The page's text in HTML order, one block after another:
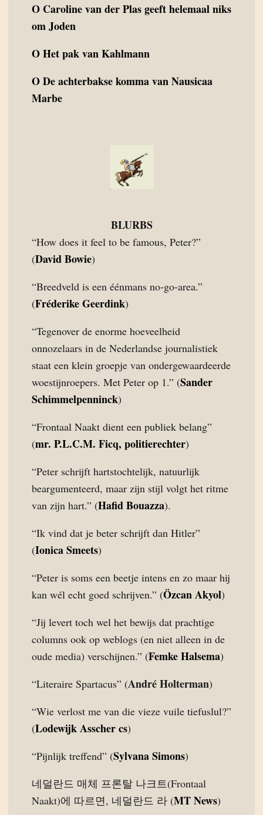
O Caroline van der Plas geeft helemaal niks
om Joden
OHet pak van Kahlmann
ODe achterbakse komma van Nausicaa
Marbe
BLURBS
“How does it feel to be famous, Peter?”
(David Bowie)
“Breedveld is een éénmans no-go-area.”
(Fréderike Geerdink)
“Tegenover de enorme hoeveelheid
onnozelaars in de Nederlandse journalistiek
staat een klein groepje van ondergewaardeerde
woestijnroepers. Met Peter op 1.” (Sander
Schimmelpenninck)
“Frontaal Naakt dient een publiek belang”
(mr. P.L.C.M. Ficq, politierechter)
“Peter schrijft hartstochtelijk, natuurlijk
beargumenteerd, maar zijn stijl volgt het ritme
van zijn hart.” (Hafid Bouazza).
“Ik vind dat je beter schrijft dan Hitler”
(Ionica Smeets)
“Peter is soms een beetje intens en zo maar hij
kan wél echt goed schrijven.” (Özcan Akyol)
“Jij levert toch wel het bewijs dat prachtige
columns ook op weblogs (en niet alleen in de
oude media) verschijnen.” (Femke Halsema)
“Literaire Spartacus” (André Holterman)
“Wie verlost me van die vieze vuile tiefuslul?”
(Lodewijk Asscher cs)
“Pijnlijk treffend” (Sylvana Simons)
네덜란드 매체 프론탈 나크트(Frontaal
Naakt)에 따르면, 네덜란드 라 (MT News)